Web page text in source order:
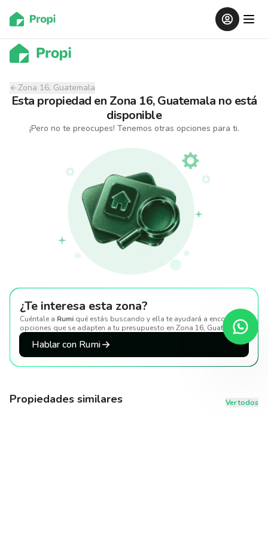
Zona 16, Guatemala
Esta propiedad en Zona 16, Guatemala no está
disponible
¡Pero no te preocupes! Tenemos otras opciones para ti.
¿Te interesa esta zona?
Cuéntale a Rumi qué estás buscando y ella te ayudará a encontrar
opciones que se adapten a tu presupuesto en Zona 16, Guatemala.
Hablar con Rumi
Propiedades similares Ver todos